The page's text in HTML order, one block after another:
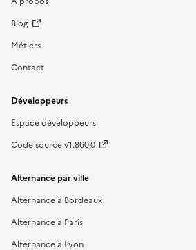
Blog
Métiers
Contact
Développeurs
Espace développeurs
Code source v1.860.0
Alternance par ville
Alternance à Bordeaux
Alternance à Paris
Alternance à Lyon